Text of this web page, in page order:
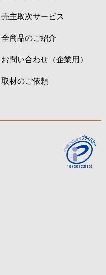
売主取次サービス
全商品のご紹介
お問い合わせ（企業用）
取材のご依頼